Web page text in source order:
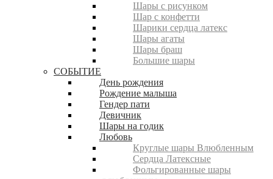
Шары с рисунком
Шар с конфетти
Шарики сердца латекс
Шары агаты
Шары браш
Большие шары
СОБЫТИЕ
День рождения
Рождение малыша
Гендер пати
Девичник
Шары на годик
Любовь
Круглые шары Влюбленным
Сердца Латексные
Фольгированные шары